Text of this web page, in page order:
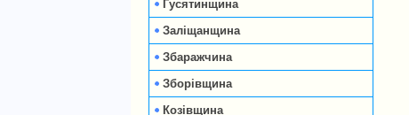
Гусятинщина
Заліщанщина
Збаражчина
Зборівщина
Козівщина